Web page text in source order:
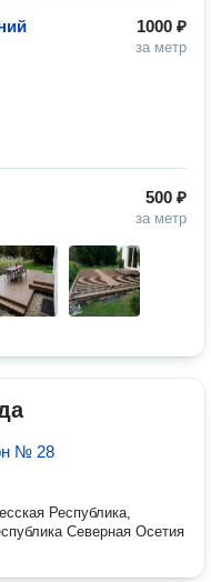
1000 ₽
за метр
500 ₽
за метр
№ 28
Республика,
Северная Осетия